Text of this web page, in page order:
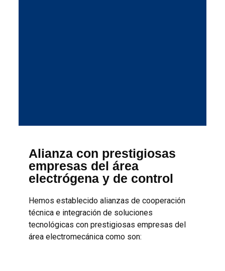
Alianza con prestigiosas
empresas del área
electrógena y de control
Hemos establecido alianzas de cooperación
técnica e integración de soluciones
tecnológicas con prestigiosas empresas del
área electromecánica como son: